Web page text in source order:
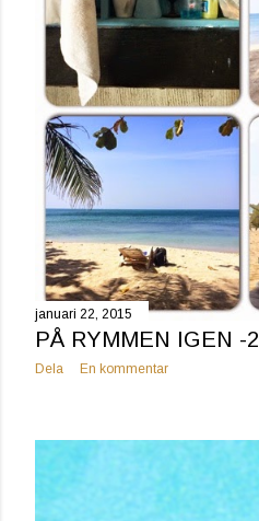
g
januari 22, 2015
PÅ RYMMEN IGEN -2
Dela En kommentar